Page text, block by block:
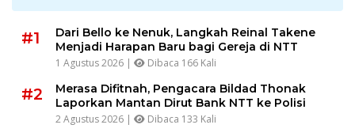
#1
Dari Bello ke Nenuk, Langkah Reinal Takene
Menjadi Harapan Baru bagi Gereja di NTT
1 Agustus 2026 | Dibaca 166 Kali
#2
Merasa Difitnah, Pengacara Bildad Thonak
Laporkan Mantan Dirut Bank NTT ke Polisi
2 Agustus 2026 | Dibaca 133 Kali